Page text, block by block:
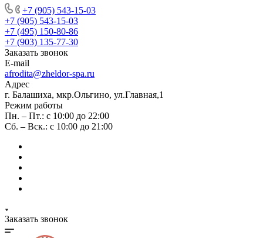
+7 (905) 543-15-03
+7 (905) 543-15-03
+7 (495) 150-80-86
+7 (903) 135-77-30
Заказать звонок
E-mail
afrodita@zheldor-spa.ru
Адрес
г. Балашиха, мкр.Ольгино, ул.Главная,1
Режим работы
Пн. – Пт.: с 10:00 до 22:00
Сб. – Вск.: с 10:00 до 21:00
Заказать звонок